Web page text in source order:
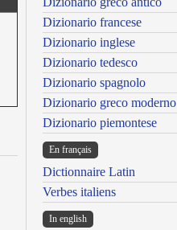
Dizionario francese
Dizionario inglese
Dizionario tedesco
Dizionario spagnolo
Dizionario greco moderno
Dizionario piemontese
En français
Dictionnaire Latin
Verbes italiens
In english